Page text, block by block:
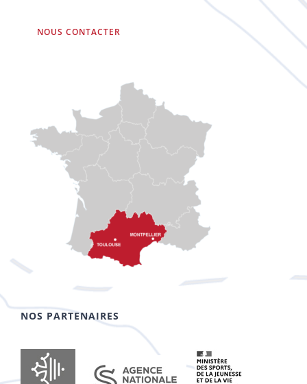
NOUS CONTACTER
NOS PARTENAIRES